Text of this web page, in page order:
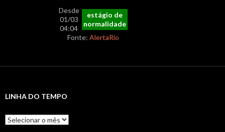
Desde
01/03
04:04
estágio de
normalidade
Fonte: AlertaRio
LINHA DO TEMPO
Linha
do